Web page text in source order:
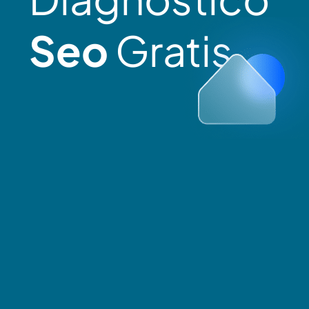
Seo Gratis